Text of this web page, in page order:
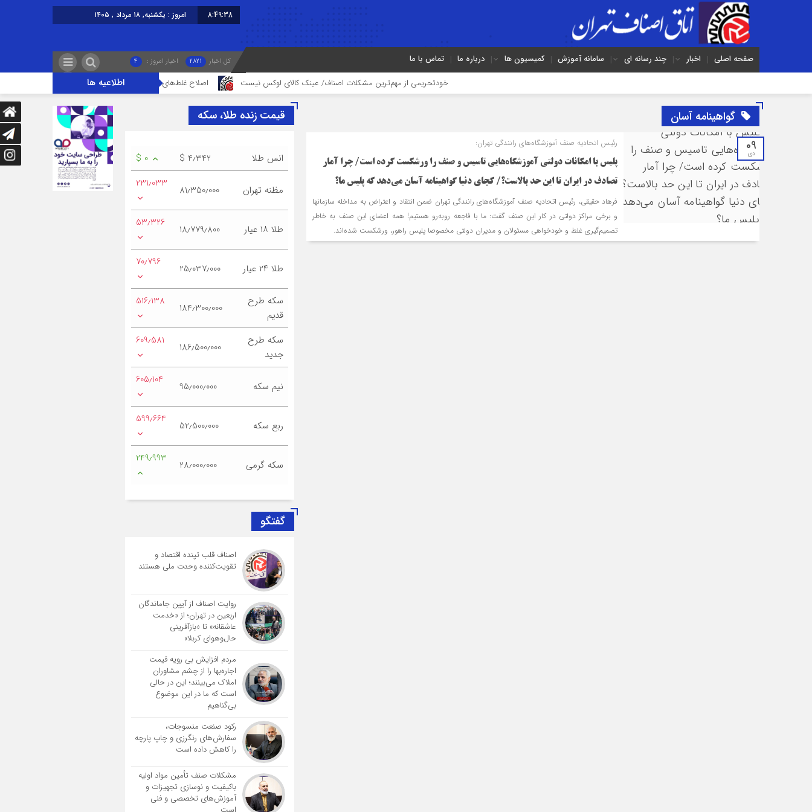
8:49:38 امروز : یکشنبه, ۱۸ مرداد , ۱۴۰۵
صفحه اصلی اخبار چند رسانه ای سامانه آموزش کمیسیون ها درباره ما تماس با ما کل اخبار 2821 اخبار امروز : 4
اطلاعیه ها خودتحریمی از مهم‌ترین مشکلات اصناف/ عینک کالای لوکس نیست اصلاح غلط‌های املایی در تابلوهای شهری الزامی است/ پاسداری از زبان
گواهی‎نامه آسان
09
دی
رئیس اتحادیه صنف آموزشگاه‌های رانندگی تهران:
پلیس با امکانات دولتی آموزشگاه‌هایی تاسیس و صنف را ورشکست کرده است/ چرا آمار
تصادف در ایران تا این حد بالاست؟/ کجای دنیا گواهی‎نامه آسان می‌دهد که پلیس ما؟
فرهاد حقیقی، رئیس اتحادیه صنف آموزشگاه‌های رانندگی تهران ضمن انتقاد و اعتراض به مداخله سازمان‎ها
و برخی مراکز دولتی در کار این صنف گفت: ما با فاجعه روبه‌رو هستیم! همه اعضای این صنف به خاطر
تصمیم‌گیری غلط و خودخواهی مسئولان و مدیران دولتی مخصوصا پلیس راهور، ورشکست شده‌اند.
قیمت زنده طلا، سکه
انس طلا $ 4٫342 $ 0
مظنه تهران 81٫350٫000 231٫033
طلا ۱۸ عیار 18٫779٫800 53٫326
طلا ۲۴ عیار 25٫037٫000 70٫796
سکه طرح
قدیم
184٫300٫000 516٫138
سکه طرح
جدید
186٫500٫000 609٫581
نیم سکه 95٫000٫000 605٫104
ربع سکه 52٫500٫000 599٫664
سکه گرمی 28٫000٫000 249٫993
گفتگو
اصناف قلب تپنده اقتصاد و
تقویت‌کننده وحدت ملی هستند
روایت اصناف از آیین جاماندگان
اربعین در تهران؛ از «خدمت
عاشقانه» تا «بازآفرینی
حال‌وهوای کربلا»
مردم افزایش بی رویه قیمت
اجاره‌بها را از چشم مشاوران
املاک می‌بینند؛ این در حالی
است که ما در این موضوع
بی‌گناهیم
رکود صنعت منسوجات،
سفارش‌های رنگرزی و چاپ پارچه
را کاهش داده است
مشکلات صنف تأمین مواد اولیه
باکیفیت و نوسازی تجهیزات و
آموزش‌های تخصصی و فنی